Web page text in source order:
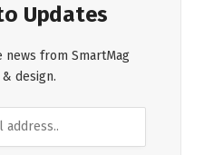
Updates
from SmartMag
design.